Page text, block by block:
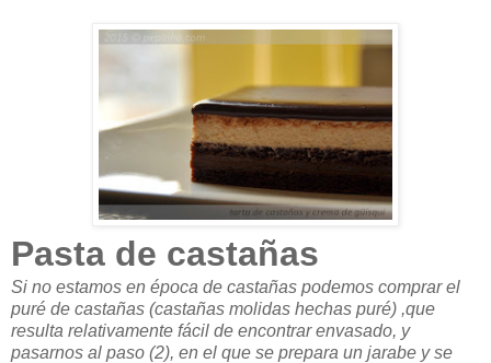
Pasta de castañas
Si no estamos en época de castañas podemos comprar el
puré de castañas (castañas molidas hechas puré) ,que
resulta relativamente fácil de encontrar envasado, y
pasarnos al paso (2), en el que se prepara un jarabe y se